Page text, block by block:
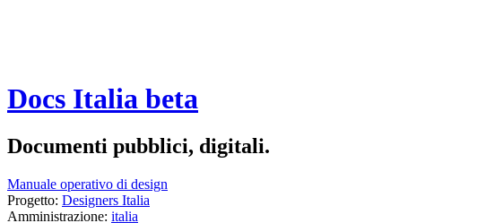
Docs Italia beta
Documenti pubblici, digitali.
Manuale operativo di design
Progetto: Designers Italia
Amministrazione: italia